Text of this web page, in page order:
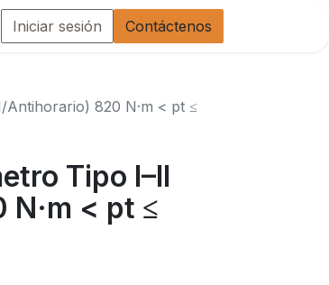
Iniciar sesión Contáctenos
820 N·m < pt ≤
Tipo I–II
< pt ≤